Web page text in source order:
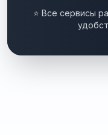
⭐ Все сервисы